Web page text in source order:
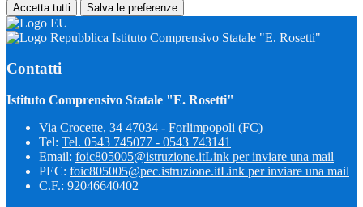
Accetta tutti Salva le preferenze
Istituto Comprensivo Statale "E. Rosetti"
Contatti
Istituto Comprensivo Statale "E. Rosetti"
Via Crocette, 34 47034 - Forlimpopoli (FC)
Tel: Tel. 0543 745077 - 0543 743141
Email: foic805005@istruzione.itLink per inviare una mail
PEC: foic805005@pec.istruzione.itLink per inviare una mail
C.F.: 92046640402